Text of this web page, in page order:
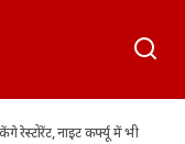
रेस्टोरेंट, नाइट कर्फ्यू में भी